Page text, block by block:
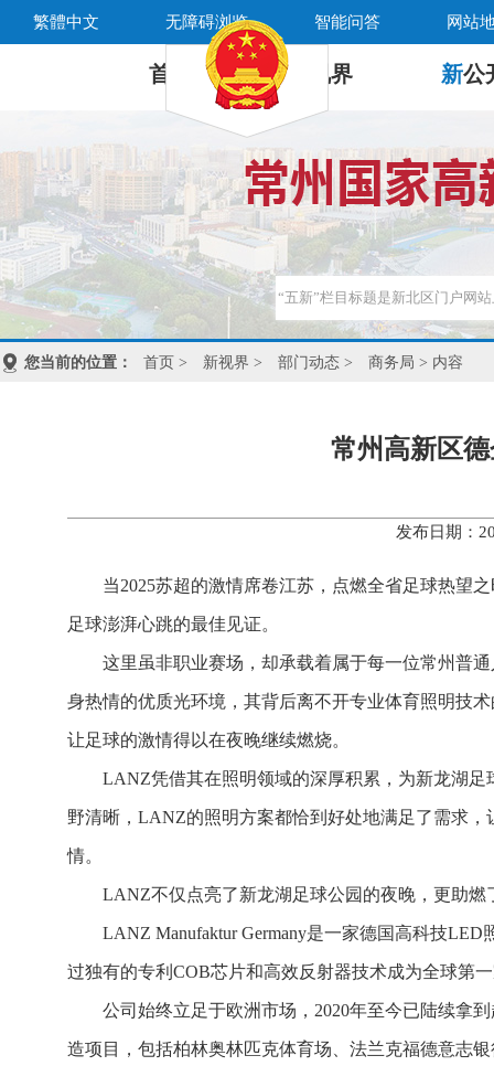
繁體中文 无障碍浏览 智能问答 网站
首 页 新 视界 新公
您当前的位置： 首页 > 新视界 > 部门动态 > 商务局 > 内容
常州高新区
发布日期：
当2025苏超的激情席卷江苏， 点燃全省足球热望
足球澎湃心跳的最佳见证。
这里虽非职业赛场， 却承载着属于每一位常州普
身热情的优质光环境，其背后离不开专业体育照明技
让足球的激情得以在夜晚继续燃烧。
LANZ凭借其在照明领域的深厚积累，为新龙湖
野清晰，LANZ的照明方案都恰到好处地满足了需求
情。
LANZ不仅点亮了新龙湖足球公园的夜晚，更助
LANZ Manufaktur Germany是一家德国高科技
过独有的专利COB芯片和高效反射器技术成为全球第
公司始终立足于欧洲市场，2020年至今已陆续拿
造项目，包括柏林奥林匹克体育场、法兰克福德意志